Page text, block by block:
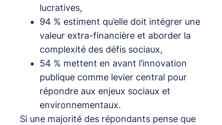
lucratives,
94 % estiment qu’elle doit intégrer une
valeur extra-financière et aborder la
complexité des défis sociaux,
54 % mettent en avant l’innovation
publique comme levier central pour
répondre aux enjeux sociaux et
environnementaux.
Si une majorité des répondants pense que